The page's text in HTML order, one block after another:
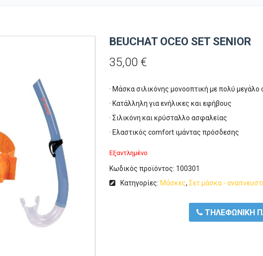
BEUCHAT OCEO SET SENIOR
35,00€
· Μάσκα σιλικόνης μονοοπτική με πολύ μεγάλο
· Κατάλληλη για ενήλικες και εφήβους
· Σιλικόνη και κρύσταλλο ασφαλείας
· Ελαστικός comfort ιμάντας πρόσδεσης
Εξαντλημένο
Κωδικός προϊόντος: 100301
Κατηγορίες: Μάσκες,Σετ μάσκα -
ΤΗΛΕΦΩΝΙΚΗ